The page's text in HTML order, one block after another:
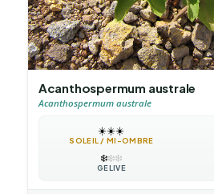
Acanthospermum australe
Acanthospermum australe
☀️☀️☀️
SOLEIL / MI-OMBRE
❄️❄️❄️
GÉLIVE